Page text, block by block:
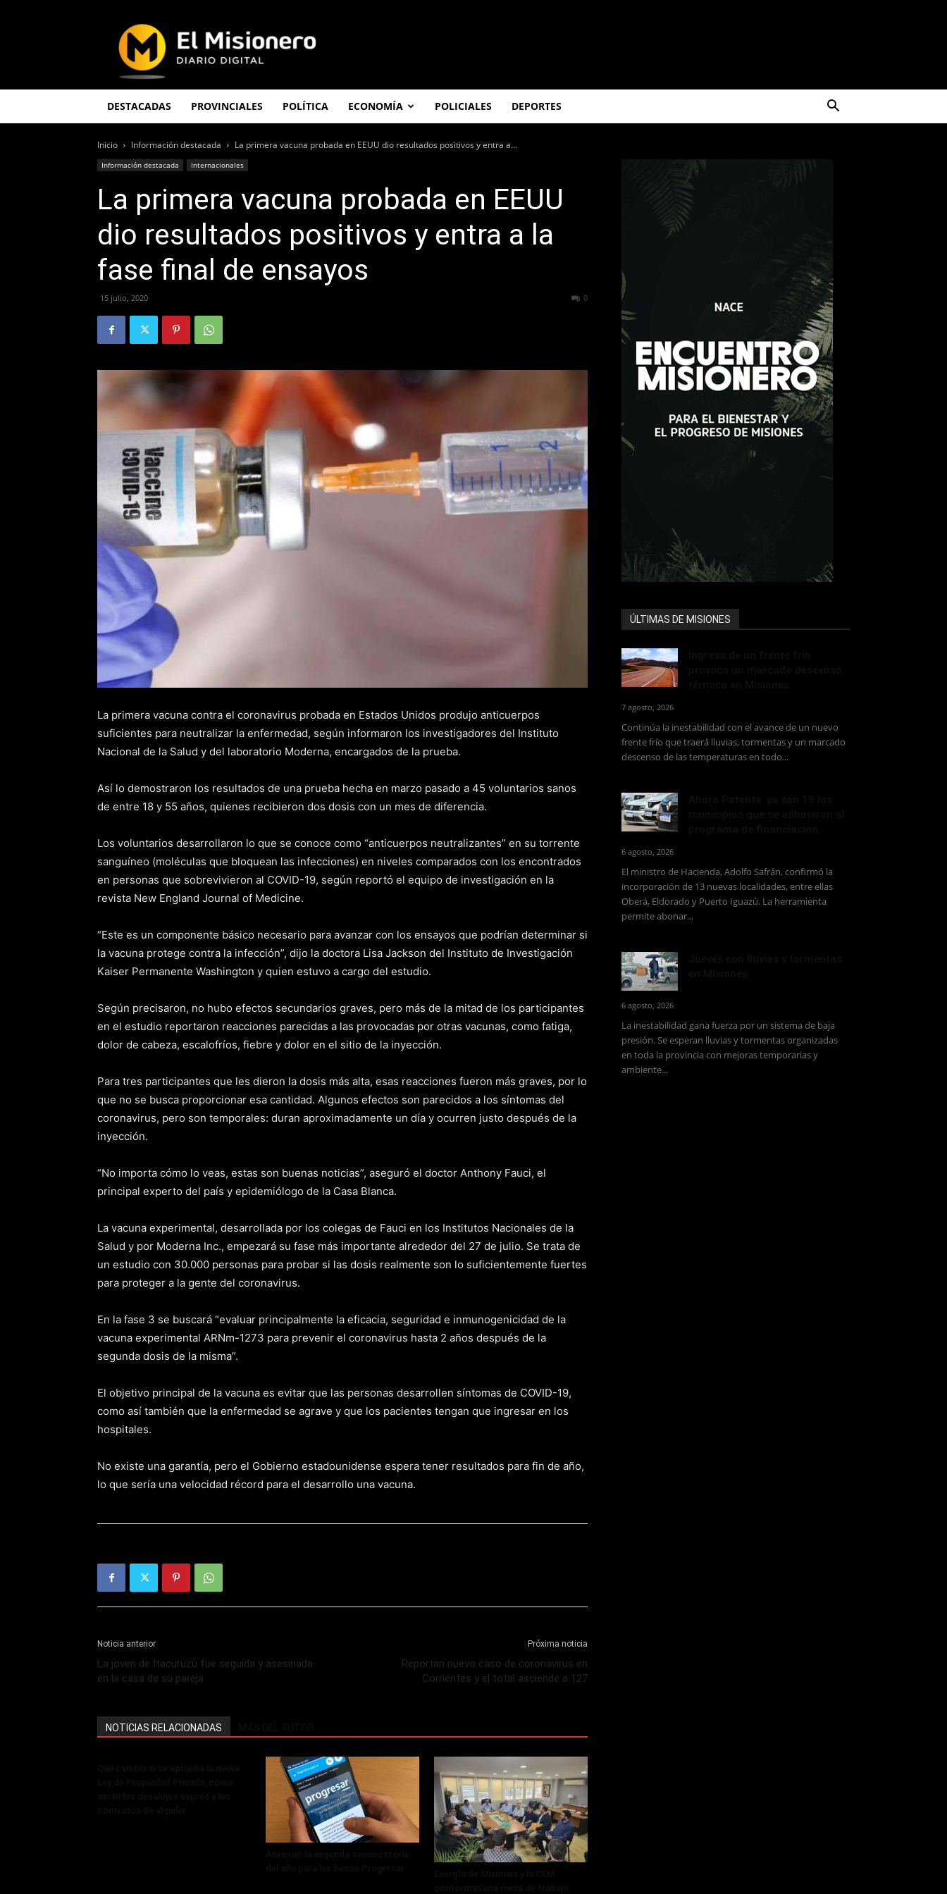
Misionero
DESTACADAS PROVINCIALES POLÍTICA ECONOMÍA POLICIALES DEPORTES
Inicio Información destacada La primera vacuna probada en EEUU dio resultados positivos y entra a...
Información destacada Internacionales
La primera vacuna probada en EEUU
dio resultados positivos y entra a la
fase final de ensayos
15 julio, 2020 0
La primera vacuna contra el coronavirus probada en Estados Unidos produjo anticuerpos
suficientes para neutralizar la enfermedad, según informaron los investigadores del Instituto
Nacional de la Salud y del laboratorio Moderna, encargados de la prueba.
Así lo demostraron los resultados de una prueba hecha en marzo pasado a 45 voluntarios sanos
de entre 18 y 55 años, quienes recibieron dos dosis con un mes de diferencia.
Los voluntarios desarrollaron lo que se conoce como “anticuerpos neutralizantes” en su torrente
sanguíneo (moléculas que bloquean las infecciones) en niveles comparados con los encontrados
en personas que sobrevivieron al COVID-19, según reportó el equipo de investigación en la
revista New England Journal of Medicine.
“Este es un componente básico necesario para avanzar con los ensayos que podrían determinar si
la vacuna protege contra la infección”, dijo la doctora Lisa Jackson del Instituto de Investigación
Kaiser Permanente Washington y quien estuvo a cargo del estudio.
Según precisaron, no hubo efectos secundarios graves, pero más de la mitad de los participantes
en el estudio reportaron reacciones parecidas a las provocadas por otras vacunas, como fatiga,
dolor de cabeza, escalofríos, fiebre y dolor en el sitio de la inyección.
Para tres participantes que les dieron la dosis más alta, esas reacciones fueron más graves, por lo
que no se busca proporcionar esa cantidad. Algunos efectos son parecidos a los síntomas del
coronavirus, pero son temporales: duran aproximadamente un día y ocurren justo después de la
inyección.
“No importa cómo lo veas, estas son buenas noticias”, aseguró el doctor Anthony Fauci, el
principal experto del país y epidemiólogo de la Casa Blanca.
La vacuna experimental, desarrollada por los colegas de Fauci en los Institutos Nacionales de la
Salud y por Moderna Inc., empezará su fase más importante alrededor del 27 de julio. Se trata de
un estudio con 30.000 personas para probar si las dosis realmente son lo suficientemente fuertes
para proteger a la gente del coronavirus.
En la fase 3 se buscará “evaluar principalmente la eficacia, seguridad e inmunogenicidad de la
vacuna experimental ARNm-1273 para prevenir el coronavirus hasta 2 años después de la
segunda dosis de la misma”.
El objetivo principal de la vacuna es evitar que las personas desarrollen síntomas de COVID-19,
como así también que la enfermedad se agrave y que los pacientes tengan que ingresar en los
hospitales.
No existe una garantía, pero el Gobierno estadounidense espera tener resultados para fin de año,
lo que sería una velocidad récord para el desarrollo una vacuna.
Noticia anterior
La joven de Itacuruzú fue seguida y asesinada
en la casa de su pareja
Próxima noticia
Reportan nuevo caso de coronavirus en
Corrientes y el total asciende a 127
NOTICIAS RELACIONADAS
ÚLTIMAS DE MISIONES
7 agosto, 2026
Continúa la inestabilidad con el avance de un nuevo
frente frío que traerá lluvias, tormentas y un marcado
descenso de las temperaturas en todo...
6 agosto, 2026
El ministro de Hacienda, Adolfo Safrán, confirmó la
incorporación de 13 nuevas localidades, entre ellas
Oberá, Eldorado y Puerto Iguazú. La herramienta
permite abonar...
6 agosto, 2026
La inestabilidad gana fuerza por un sistema de baja
presión. Se esperan lluvias y tormentas organizadas
en toda la provincia con mejoras temporarias y
ambiente...